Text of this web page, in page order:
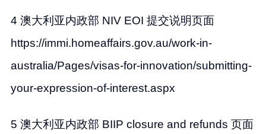
4 澳大利亚内政部 NIV EOI 提交说明页面
https://immi.homeaffairs.gov.au/work-in-
australia/Pages/visas-for-innovation/submitting-
your-expression-of-interest.aspx
5 澳大利亚内政部 BIIP closure and refunds 页面